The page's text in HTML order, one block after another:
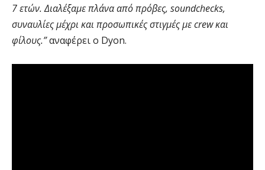
7 ετών. Διαλέξαμε πλάνα από πρόβες, soundchecks,
συναυλίες μέχρι και προσωπικές στιγμές με crew και
φίλους.”αναφέρει ο Dyon.